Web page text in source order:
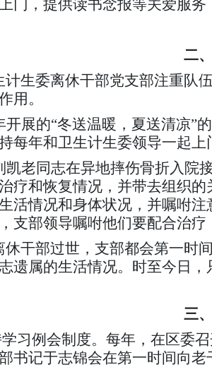
门，提供读书念报等关爱服
二
生委离休干部党支部注重队
用。
开展的“冬送温暖，夏送清凉”
每年和卫生计生委领导一起
凯老同志在异地摔伤骨折入院
疗和恢复情况，并带去组织
活情况和身体状况，并嘱咐
支部领导嘱咐他们要配合治
干部过世，支部都会第一时
遗属的生活情况。时至今日
三
习例会制度。 每年，在区委
书记于志锦会在第一时间向